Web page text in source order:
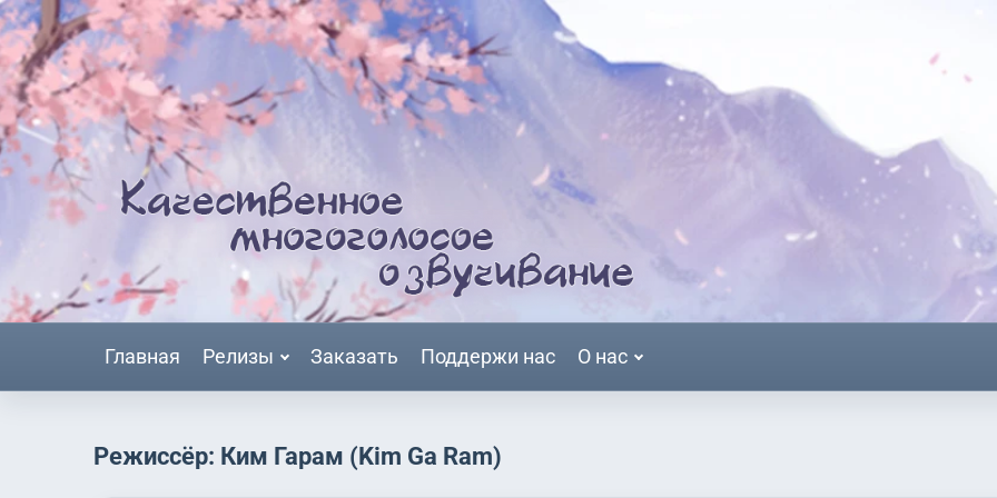
Главная Релизы Заказать Поддержи нас О нас
Режиссёр: Ким Гарам (Kim Ga Ram)